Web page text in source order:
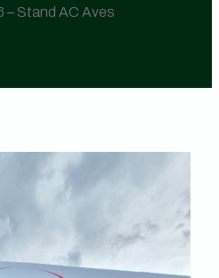
– Stand AC Aves